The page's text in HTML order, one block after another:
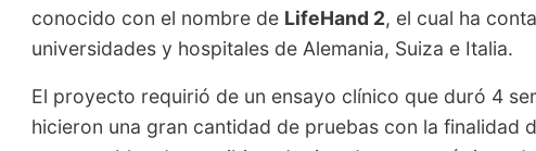
conocido con el nombre de LifeHand 2, el cual ha
universidades y hospitales de Alemania, Suiza e Italia.
El proyecto requirió de un ensayo clínico que duró 4
hicieron una gran cantidad de pruebas con la finalidad